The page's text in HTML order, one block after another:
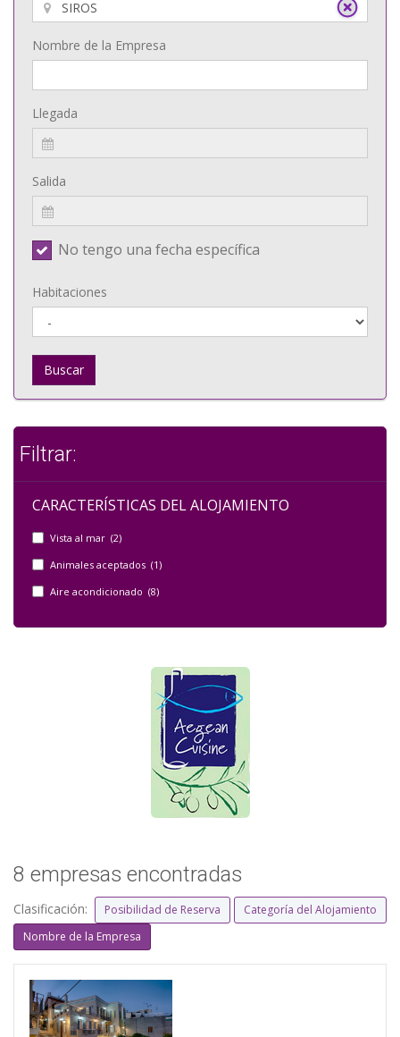
Nombre de la Empresa
Llegada
Salida
No tengo una fecha específica
Habitaciones
Buscar
Filtrar:
CARACTERÍSTICAS DEL ALOJAMIENTO
Vista al mar (2)
Animales aceptados (1)
Aire acondicionado (8)
8 empresas encontradas
Clasificación: Posibilidad de Reserva
Categoría del Alojamiento
Nombre de la Empresa